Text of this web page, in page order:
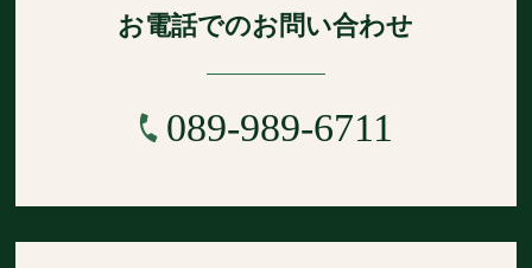
お電話でのお問い合わせ
089-989-6711